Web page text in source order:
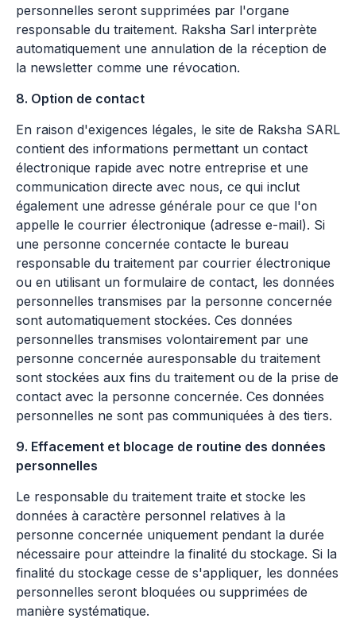
personnelles seront supprimées par l'organe
responsable du traitement. Raksha Sarl interprète
automatiquement une annulation de la réception de
la newsletter comme une révocation.
8. Option de contact
En raison d'exigences légales, le site de Raksha SARL
contient des informations permettant un contact
électronique rapide avec notre entreprise et une
communication directe avec nous, ce qui inclut
également une adresse générale pour ce que l'on
appelle le courrier électronique (adresse e-mail). Si
une personne concernée contacte le bureau
responsable du traitement par courrier électronique
ou en utilisant un formulaire de contact, les données
personnelles transmises par la personne concernée
sont automatiquement stockées. Ces données
personnelles transmises volontairement par une
personne concernée auresponsable du traitement
sont stockées aux fins du traitement ou de la prise de
contact avec la personne concernée. Ces données
personnelles ne sont pas communiquées à des tiers.
9. Effacement et blocage de routine des données
personnelles
Le responsable du traitement traite et stocke les
données à caractère personnel relatives à la
personne concernée uniquement pendant la durée
nécessaire pour atteindre la finalité du stockage. Si la
finalité du stockage cesse de s'appliquer, les données
personnelles seront bloquées ou supprimées de
manière systématique.